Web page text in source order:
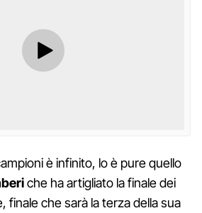
è infinito, lo è pure quello
che ha artigliato la finale dei
finale che sarà la terza della sua